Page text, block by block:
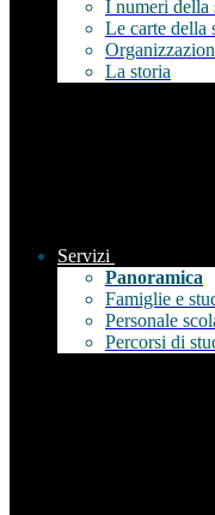
I numeri della
Le carte della
La storia
Servizi
Panoramica
Famiglie e
Personale
Percorsi di